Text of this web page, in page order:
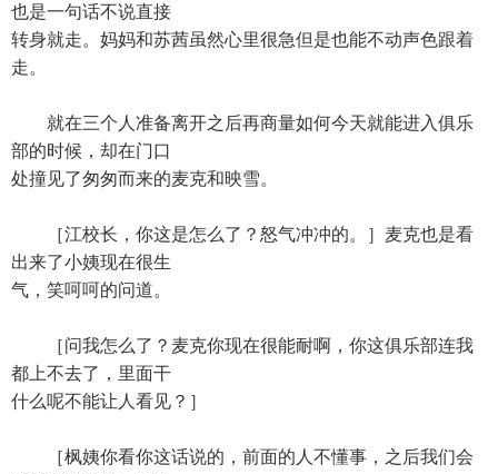
也是一句话不说直接
转身就走。妈妈和苏茜虽然心里很急但是也能不动声色跟着
走。
就在三个人准备离开之后再商量如何今天就能进入俱乐
部的时候，却在门口
处撞见了匆匆而来的麦克和映雪。
［江校长，你这是怎么了？怒气冲冲的。］麦克也是看
出来了小姨现在很生
气，笑呵呵的问道。
［问我怎么了？麦克你现在很能耐啊，你这俱乐部连我
都上不去了，里面干
什么呢不能让人看见？］
［枫姨你看你这话说的，前面的人不懂事，之后我们会